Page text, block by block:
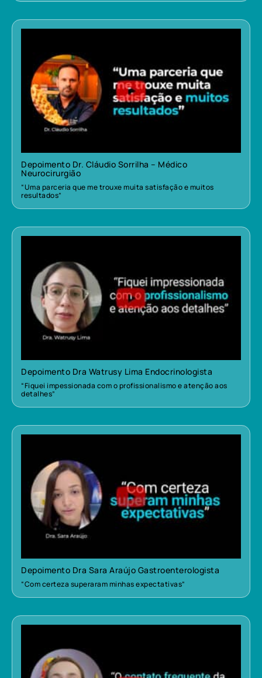
Depoimento Dr. Cláudio Sorrilha – Médico
Neurocirurgião
“Uma parceria que me trouxe muita satisfação e muitos
resultados”
Depoimento Dra Watrusy Lima Endocrinologista
“Fiquei impessionada com o profissionalismo e atenção aos
detalhes”
Depoimento Dra Sara Araújo Gastroenterologista
“Com certeza superaram minhas expectativas”